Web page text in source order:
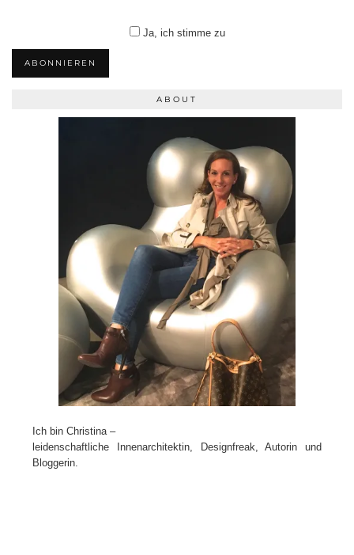
Ja, ich stimme zu
ABONNIEREN
ABOUT
Ich bin Christina –
leidenschaftliche Innenarchitektin, Designfreak, Autorin und
Bloggerin.